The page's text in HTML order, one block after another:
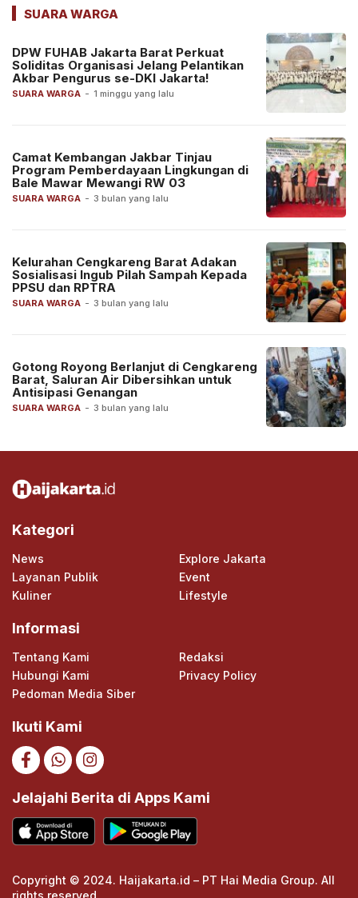
SUARA WARGA
SUARA WARGA - 1 minggu yang lalu
DPW FUHAB Jakarta Barat Perkuat
Soliditas Organisasi Jelang Pelantikan
Akbar Pengurus se-DKI Jakarta!
SUARA WARGA - 3 bulan yang lalu
Camat Kembangan Jakbar Tinjau
Program Pemberdayaan Lingkungan di
Bale Mawar Mewangi RW 03
SUARA WARGA - 3 bulan yang lalu
Kelurahan Cengkareng Barat Adakan
Sosialisasi Ingub Pilah Sampah Kepada
PPSU dan RPTRA
SUARA WARGA - 3 bulan yang lalu
Gotong Royong Berlanjut di Cengkareng
Barat, Saluran Air Dibersihkan untuk
Antisipasi Genangan
Kategori
News
Explore Jakarta
Layanan Publik
Event
Kuliner
Lifestyle
Informasi
Tentang Kami
Redaksi
Hubungi Kami
Privacy Policy
Pedoman Media Siber
Ikuti Kami
Jelajahi Berita di Apps Kami
Copyright © 2024. Haijakarta.id – PT Hai Media Group. All
rights reserved